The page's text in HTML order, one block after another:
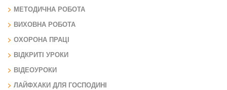
МЕТОДИЧНА РОБОТА
ВИХОВНА РОБОТА
ОХОРОНА ПРАЦІ
ВІДКРИТІ УРОКИ
ВІДЕОУРОКИ
ЛАЙФХАКИ ДЛЯ ГОСПОДИНІ